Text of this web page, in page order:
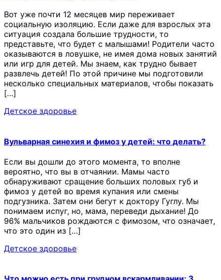
Вот уже почти 12 месяцев мир переживает
социальную изоляцию. Если даже для взрослых эта
ситуация создала большие трудности, то
представьте, что будет с малышами! Родители часто
оказываются в ловушке, не имея дома новых занятий
или игр для детей. Мы знаем, как трудно бывает
развлечь детей! По этой причине мы подготовили
несколько специальных материалов, чтобы показать
[…]
Детское здоровье
Вульварная синехия и фимоз у детей: что делать?
Если вы дошли до этого момента, то вполне
вероятно, что вы в отчаянии. Мамы часто
обнаруживают сращение больших половых губ и
фимоз у детей во время купания или смены
подгузника. Затем они бегут к доктору Гуглу. Мы
понимаем испуг, но, мама, переведи дыхание! До
96% мальчиков рождаются с фимозом, что означает,
что это один из […]
Детское здоровье